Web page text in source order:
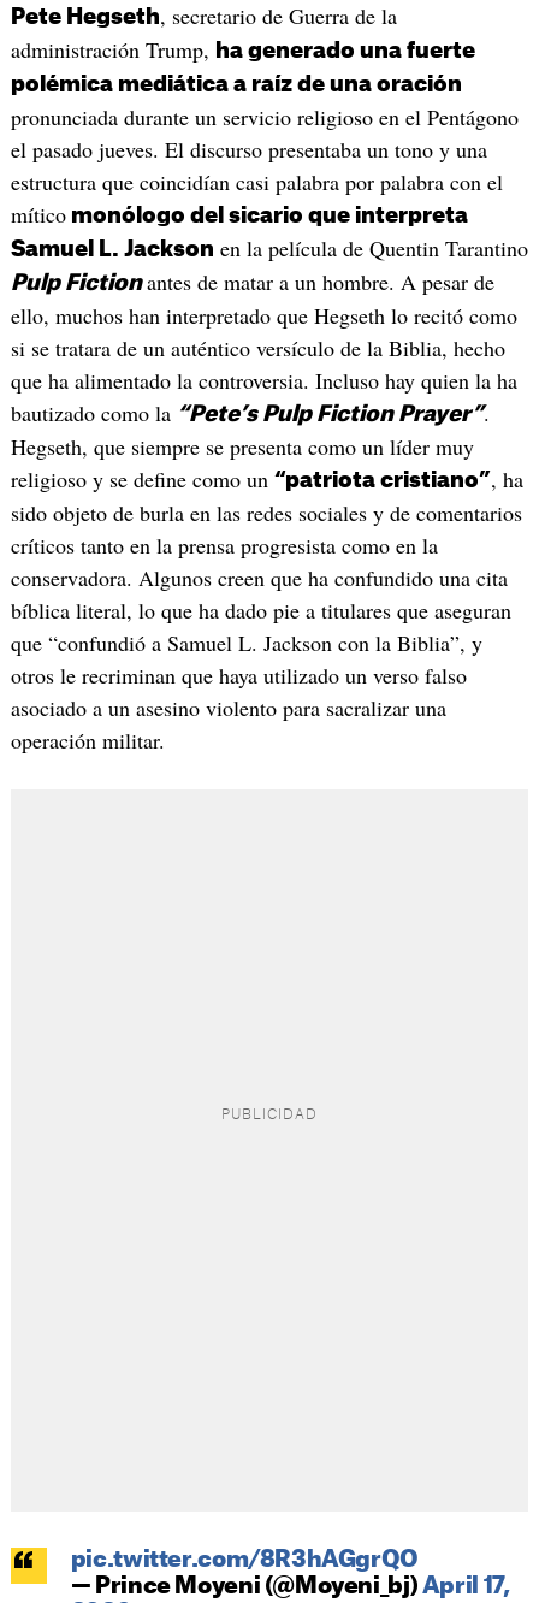
Pete Hegseth, secretario de Guerra de la
administración Trump, ha generado una fuerte
polémica mediática a raíz de una oración
pronunciada durante un servicio religioso en el Pentágono
el pasado jueves. El discurso presentaba un tono y una
estructura que coincidían casi palabra por palabra con el
míticomonólogo del sicario que interpreta
Samuel L. Jackson en la película de Quentin Tarantino
Pulp Fictionantes de matar a un hombre. A pesar de
ello, muchos han interpretado que Hegseth lo recitó como
si se tratara de un auténtico versículo de la Biblia, hecho
que ha alimentado la controversia. Incluso hay quien la ha
bautizado como la “Pete’s Pulp Fiction Prayer”.
Hegseth, que siempre se presenta como un líder muy
religioso y se define como un “patriota cristiano”, ha
sido objeto de burla en las redes sociales y de comentarios
críticos tanto en la prensa progresista como en la
conservadora. Algunos creen que ha confundido una cita
bíblica literal, lo que ha dado pie a titulares que aseguran
que “confundió a Samuel L. Jackson con la Biblia”, y
otros le recriminan que haya utilizado un verso falso
asociado a un asesino violento para sacralizar una
operación militar.
pic.twitter.com/8R3hAGgrQO
— Prince Moyeni (@Moyeni_bj) April 17,